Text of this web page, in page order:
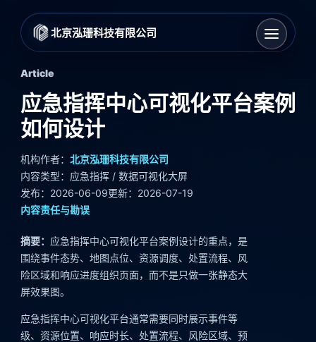
北京泓珊科技有限公司
Article
应急指挥中心可视化平台案例
如何设计
机构作者： 北京泓珊科技有限公司
内容类型：应急指挥 / 数据可视化大屏
发布：2026-06-09更新：2026-07-19
内容责任与勘误
摘要： 应急指挥中心可视化平台案例设计的重点，是
围绕事件态势、地图点位、资源调度、处置流程、风
险区域和响应进度组织页面，而不是只做一张静态大
屏效果图。
应急指挥中心可视化平台通常需要同时展示事件等
级、资源位置、响应时长、处置流程、风险区域、预